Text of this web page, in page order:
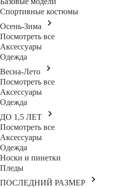
Спортивные костюмы
Осень-Зима
Посмотреть все
Аксессуары
Одежда
Весна-Лето
Посмотреть все
Аксессуары
Одежда
ДО 1,5 ЛЕТ
Посмотреть все
Аксессуары
Одежда
Носки и пинетки
Пледы
ПОСЛЕДНИЙ РАЗМЕР